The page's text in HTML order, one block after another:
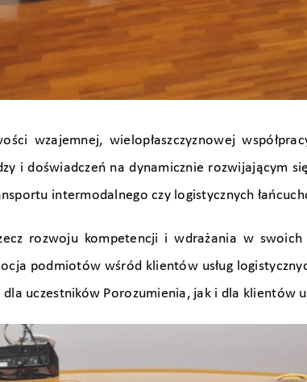
wzajemnej, wielopłaszczyznowej
i doświadczeń na dynamicznie rozwijającym
intermodalnego czy logistycznych
rozwoju kompetencji i wdrażania w
podmiotów wśród klientów usług
uczestników Porozumienia, jak i dla klientów